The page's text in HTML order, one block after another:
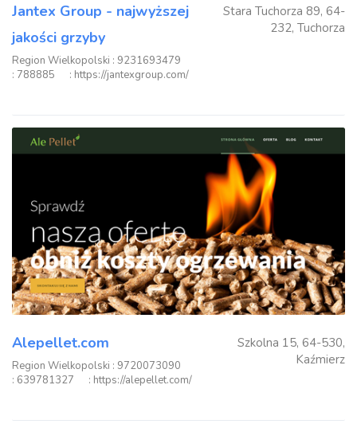
Jantex Group - najwyższej
jakości grzyby
Region Wielkopolski : 9231693479
: 788885
: https://jantexgroup.com/
Stara Tuchorza 89, 64-
232, Tuchorza
Alepellet.com
Region Wielkopolski : 9720073090
: 639781327
: https://alepellet.com/
Szkolna 15, 64-530,
Kaźmierz